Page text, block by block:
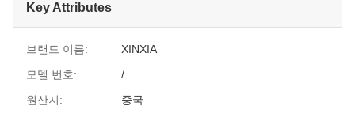
Key Attributes
브랜드 이름:
XINXIA
모델 번호:
/
원산지:
중국